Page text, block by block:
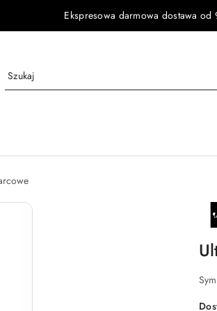
Ekspresowa darmowa dostawa od